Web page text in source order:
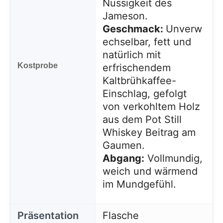
Kostprobe
Nussigkeit des
Jameson.
Geschmack: Unverw
echselbar, fett und
natürlich mit
erfrischendem
Kaltbrühkaffee-
Einschlag, gefolgt
von verkohltem Holz
aus dem Pot Still
Whiskey Beitrag am
Gaumen.
Abgang: Vollmundig,
weich und wärmend
im Mundgefühl.
Präsentation Flasche